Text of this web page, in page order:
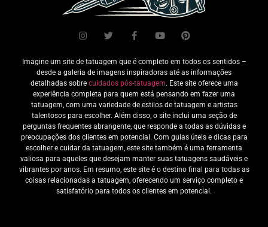
Imagine um site de tatuagem que é completo em todos os sentidos –
desde a galeria de imagens inspiradoras até as informações
detalhadas sobre cuidados pós-tatuagem. Este site oferece uma
experiência completa para quem está pensando em fazer uma
tatuagem, com uma variedade de estilos de tatuagem e artistas
talentosos para escolher. Além disso, o site inclui uma seção de
perguntas frequentes abrangente, que responde a todas as dúvidas e
preocupações dos clientes em potencial. Com guias úteis e dicas para
escolher e cuidar da tatuagem, este site também é uma ferramenta
valiosa para aqueles que desejam manter suas tatuagens saudáveis e
vibrantes por anos. Em resumo, este site é o destino final para todas as
coisas relacionadas a tatuagem, oferecendo um serviço completo e
satisfatório para todos os clientes em potencial.